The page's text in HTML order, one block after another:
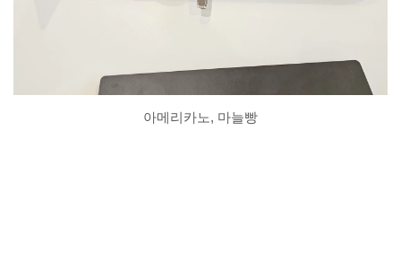
아메리카노, 마늘빵